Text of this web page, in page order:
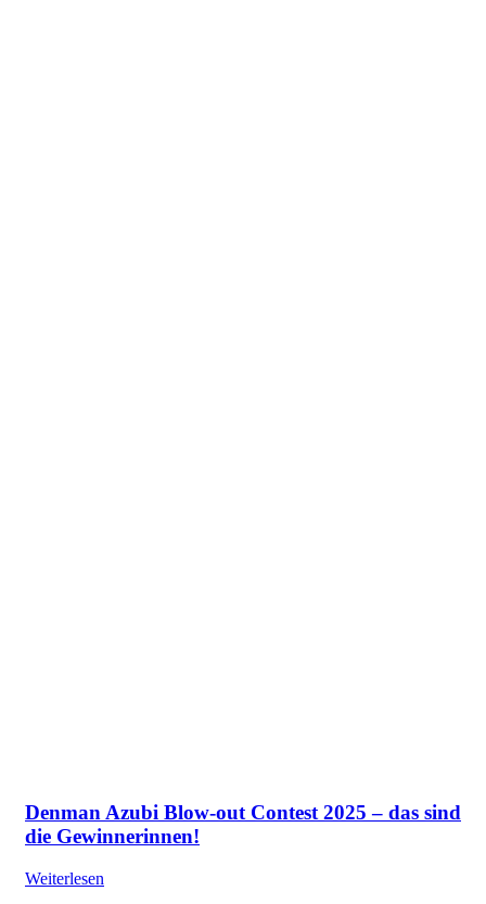
Denman Azubi Blow-out Contest 2025 – das sind
die Gewinnerinnen!
Weiterlesen